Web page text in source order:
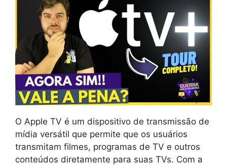
O Apple TV é um dispositivo de transmissão de
mídia versátil que permite que os usuários
transmitam filmes, programas de TV e outros
conteúdos diretamente para suas TVs. Com a